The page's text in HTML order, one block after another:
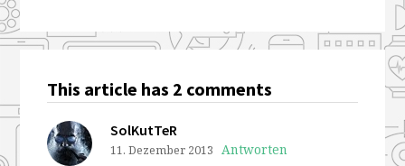
This article has 2 comments
SolKutTeR
11. Dezember 2013 Antworten